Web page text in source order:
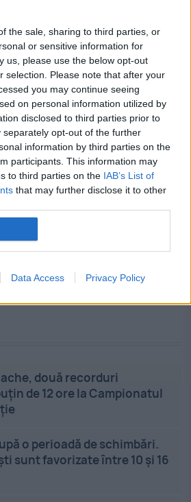
the sale, sharing to third parties, or
or sensitive information for
us, please use the below opt-out
selection. Please note that after your
you may continue seeing
on personal information utilized by
disclosed to third parties prior to
separately opt-out of the further
information by third parties on the
participants. This information may
to third parties on the IAB’s List of
that may further disclose it to other
Data Access Privacy Policy
tripleți, iar acum a
surpriză! Câți copii
Nicoleta Luciu
Nicoleta Luciu?
la întrebare după ce s-a
această temă în ultimele
de la o declaraţie a...
două recorduri
de 12 ore la Campionatul
o perioadă de schimbări.
sunt favorizate între 10 și 16